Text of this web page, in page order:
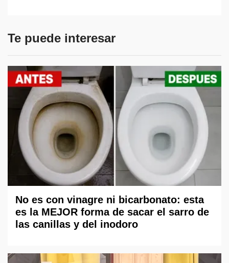
Te puede interesar
No es con vinagre ni bicarbonato: esta
es la MEJOR forma de sacar el sarro de
las canillas y del inodoro